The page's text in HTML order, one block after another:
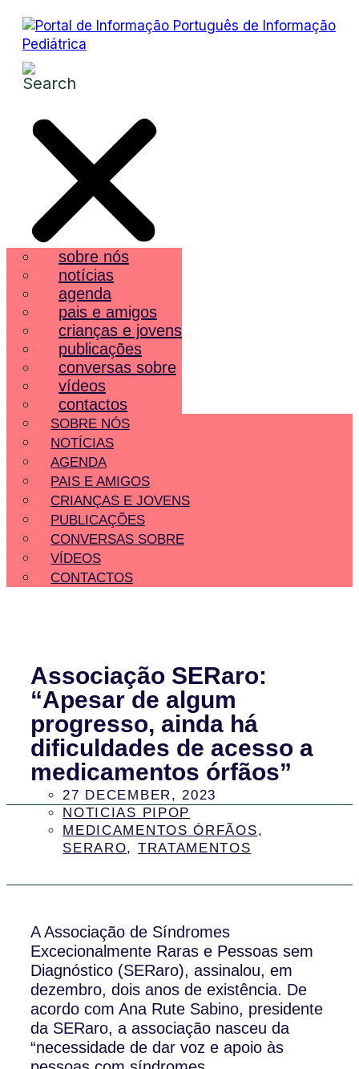
sobre nós
notícias
agenda
pais e amigos
crianças e jovens
publicações
conversas sobre
vídeos
contactos
SOBRE NÓS
NOTÍCIAS
AGENDA
PAIS E AMIGOS
CRIANÇAS E JOVENS
PUBLICAÇÕES
CONVERSAS SOBRE
VÍDEOS
CONTACTOS
Associação SERaro:
“Apesar de algum
progresso, ainda há
dificuldades de acesso a
medicamentos órfãos”
27 DECEMBER, 2023
NOTICIAS PIPOP
MEDICAMENTOS ÓRFÃOS,
SERARO, TRATAMENTOS
A Associação de Síndromes
Excecionalmente Raras e Pessoas sem
Diagnóstico (SERaro), assinalou, em
dezembro, dois anos de existência. De
acordo com Ana Rute Sabino, presidente
da SERaro, a associação nasceu da
“necessidade de dar voz e apoio às